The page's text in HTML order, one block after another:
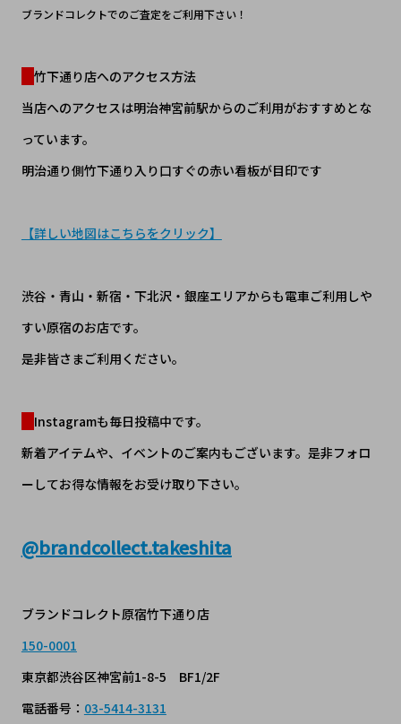
ブランドコレクトでのご査定をご利用下さい！
竹下通り店へのアクセス方法
当店へのアクセスは明治神宮前駅からのご利用がおすすめとな
っています。
明治通り側竹下通り入り口すぐの赤い看板が目印です
【詳しい地図はこちらをクリック】
渋谷・青山・新宿・下北沢・銀座エリアからも電車ご利用しや
すい原宿のお店です。
是非皆さまご利用ください。
Instagramも毎日投稿中です。
新着アイテムや、イベントのご案内もございます。是非フォロ
ーしてお得な情報をお受け取り下さい。
@brandcollect.takeshita
ブランドコレクト原宿竹下通り店
150-0001
東京都渋谷区神宮前1-8-5 BF1/2F
電話番号： 03-5414-3131